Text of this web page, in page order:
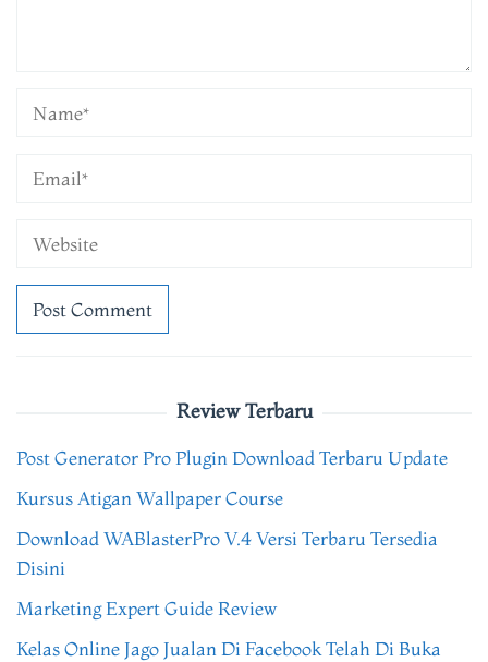
Review Terbaru
Post Generator Pro Plugin Download Terbaru Update
Kursus Atigan Wallpaper Course
Download WABlasterPro V.4 Versi Terbaru Tersedia
Disini
Marketing Expert Guide Review
Kelas Online Jago Jualan Di Facebook Telah Di Buka